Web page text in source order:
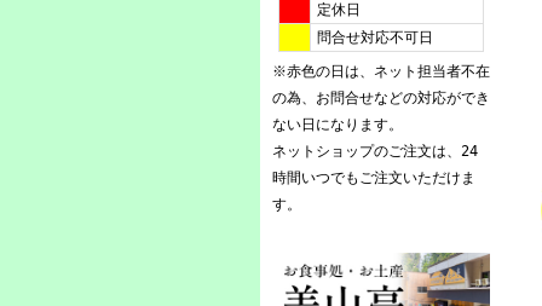
定休日
問合せ対応不可日
※赤色の日は、ネット担当者不在
の為、お問合せなどの対応ができ
ない日になります。
ネットショップのご注文は、24
時間いつでもご注文いただけま
す。